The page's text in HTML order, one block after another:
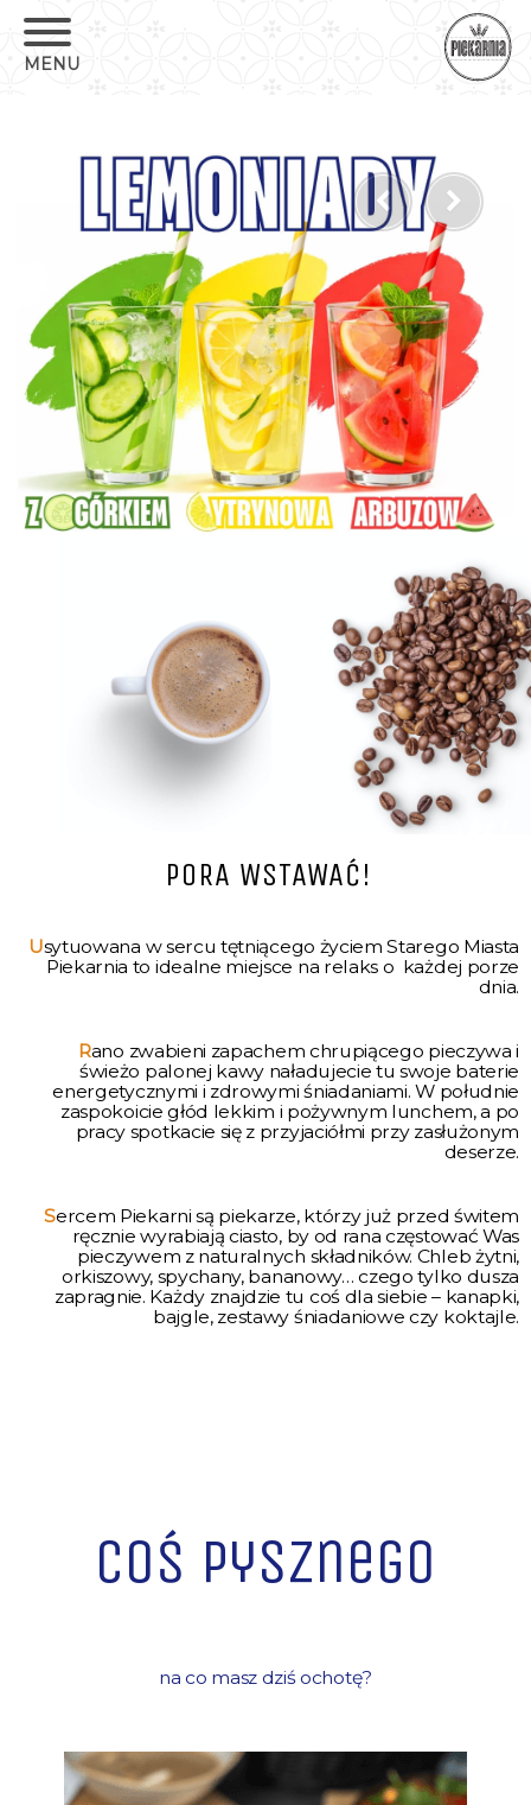
PORA WSTAWAĆ!
Usytuowana w sercu tętniącego życiem Starego Miasta
Piekarnia to idealne miejsce na relaks o każdej porze
dnia.
Rano zwabieni zapachem chrupiącego pieczywa i
świeżo palonej kawy naładujecie tu swoje baterie
energetycznymi i zdrowymi śniadaniami. W południe
zaspokoicie głód lekkim i pożywnym lunchem, a po
pracy spotkacie się z przyjaciółmi przy zasłużonym
deserze.
Sercem Piekarni są piekarze, którzy już przed świtem
ręcznie wyrabiają ciasto, by od rana częstować Was
pieczywem z naturalnych składników. Chleb żytni,
orkiszowy, spychany, bananowy… czego tylko dusza
zapragnie. Każdy znajdzie tu coś dla siebie – kanapki,
bajgle, zestawy śniadaniowe czy koktajle.
Coś pysznego
na co masz dziś ochotę?